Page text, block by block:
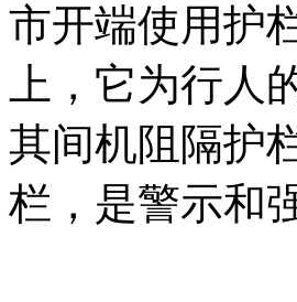
市开端使用护
上，它为行
其间机阻隔护
栏，是警示和